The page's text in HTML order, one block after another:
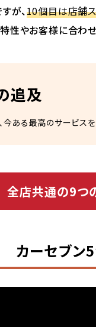
が、10個目は店舗ス
性やお客様に合わ
追及
ある最高のサービス
全店共通の9つ
カーセブン